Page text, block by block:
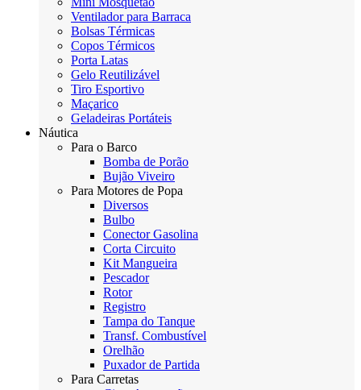
Ventilador para Barraca
Bolsas Térmicas
Copos Térmicos
Porta Latas
Gelo Reutilizável
Tiro Esportivo
Maçarico
Geladeiras Portáteis
Náutica
Para o Barco
Bomba de Porão
Bujão Viveiro
Para Motores de Popa
Diversos
Bulbo
Conector Gasolina
Corta Circuito
Kit Mangueira
Pescador
Rotor
Registro
Tampa do Tanque
Transf. Combustível
Orelhão
Puxador de Partida
Para Carretas